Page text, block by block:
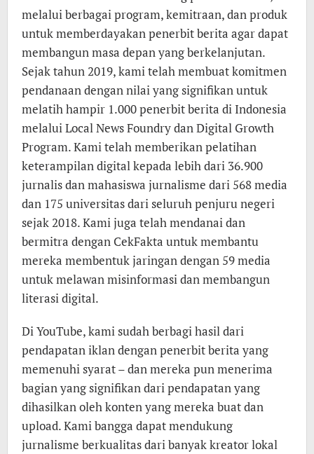
melalui berbagai program, kemitraan, dan produk
untuk memberdayakan penerbit berita agar dapat
membangun masa depan yang berkelanjutan.
Sejak tahun 2019, kami telah membuat komitmen
pendanaan dengan nilai yang signifikan untuk
melatih hampir 1.000 penerbit berita di Indonesia
melalui Local News Foundry dan Digital Growth
Program. Kami telah memberikan pelatihan
keterampilan digital kepada lebih dari 36.900
jurnalis dan mahasiswa jurnalisme dari 568 media
dan 175 universitas dari seluruh penjuru negeri
sejak 2018. Kami juga telah mendanai dan
bermitra dengan CekFakta untuk membantu
mereka membentuk jaringan dengan 59 media
untuk melawan misinformasi dan membangun
literasi digital.
Di YouTube, kami sudah berbagi hasil dari
pendapatan iklan dengan penerbit berita yang
memenuhi syarat – dan mereka pun menerima
bagian yang signifikan dari pendapatan yang
dihasilkan oleh konten yang mereka buat dan
upload. Kami bangga dapat mendukung
jurnalisme berkualitas dari banyak kreator lokal